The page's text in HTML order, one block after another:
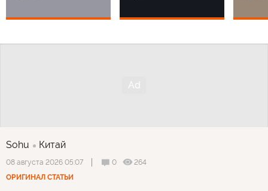
Sohu Китай
08 августа 2026 05:07 0
264
ОРИГИНАЛ СТАТЬИ